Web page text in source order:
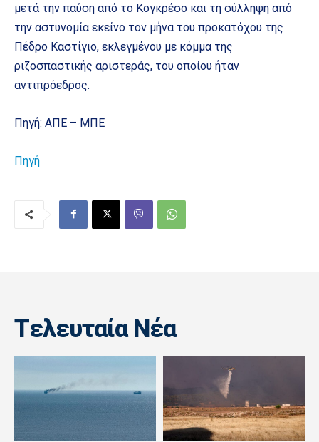
μετά την παύση από το Κογκρέσο και τη σύλληψη από
την αστυνομία εκείνο τον μήνα του προκατόχου της
Πέδρο Καστίγιο, εκλεγμένου με κόμμα της
ριζοσπαστικής αριστεράς, του οποίου ήταν
αντιπρόεδρος.
Πηγή: ΑΠΕ – ΜΠΕ
Πηγή
Tελευταία Nέα